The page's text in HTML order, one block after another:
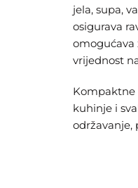
jela, supa,
osigurava
omogućava
vrijednost
Kompaktne
kuhinje i
održavanje,